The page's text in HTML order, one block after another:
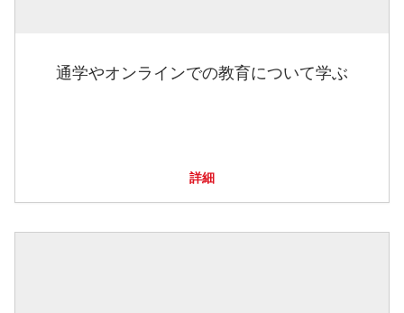
通学やオンラインでの教育について学ぶ
詳細